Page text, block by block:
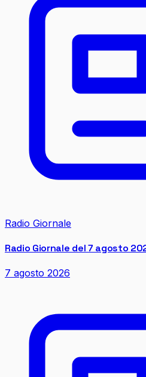
Radio Giornale
Radio Giornale del 7 agosto
7 agosto 2026